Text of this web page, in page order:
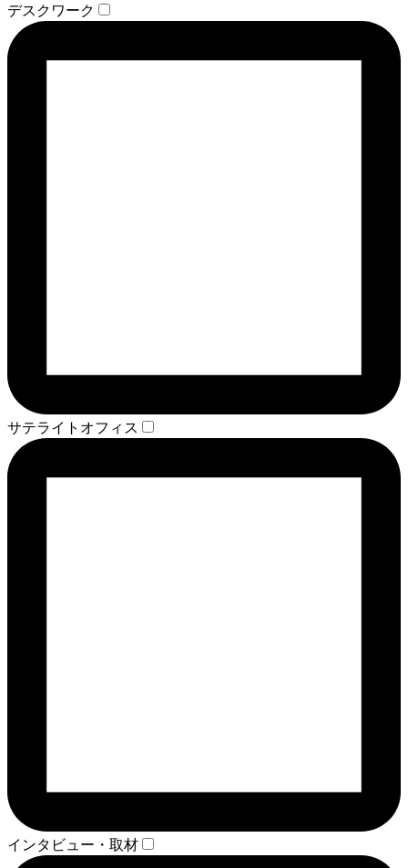
デスクワーク
サテライトオフィス
インタビュー・取材